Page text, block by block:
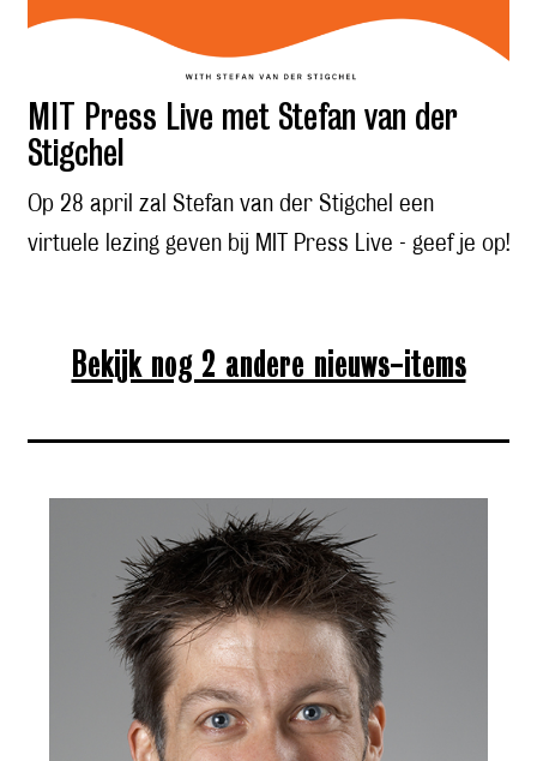
MIT Press Live met Stefan van der
Stigchel
Op 28 april zal Stefan van der Stigchel een
virtuele lezing geven bij MIT Press Live - geef je op!
Bekijk nog 2 andere nieuws-items